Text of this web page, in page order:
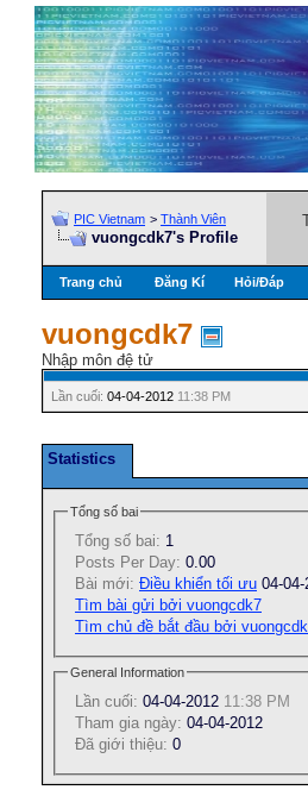
PIC Vietnam > Thành Viên
vuongcdk7's Profile
Trang chủ Đăng Kí Hỏi/Ðáp
vuongcdk7
Nhập môn đệ tử
Lần cuối: 04-04-2012 11:38 PM
Statistics
Tổng số bai
Tổng số bai: 1
Posts Per Day: 0.00
Bài mới: Điều khiển tối ưu 04-04-
Tìm bài gửi bởi vuongcdk7
Tìm chủ đề bắt đầu bởi
General Information
Lần cuối: 04-04-2012 11:38 PM
Tham gia ngày: 04-04-2012
Ðã giới thiệu: 0